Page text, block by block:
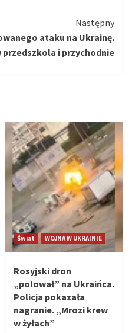
Następny
ataku na Ukrainę.
przedszkola i przychodnie
Świat WOJNA W UKRAINIE
Rosyjski dron
„polował” na Ukraińca.
Policja pokazała
nagranie. „Mrozi krew
w żyłach”